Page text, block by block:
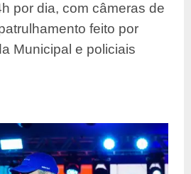
por dia, com câmeras de
feito por
Municipal e policiais